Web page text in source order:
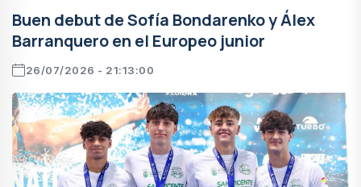
Buen debut de Sofía Bondarenko y Álex
Barranquero en el Europeo junior
26/07/2026 - 21:13:00